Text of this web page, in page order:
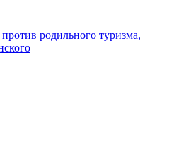
родильного туризма,